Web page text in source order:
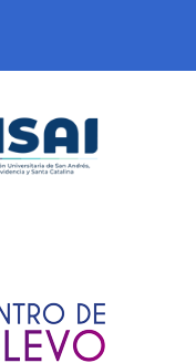
inicial